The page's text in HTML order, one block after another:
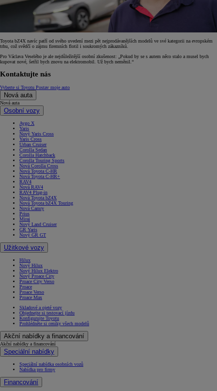
Toyota bZ4X navíc patří od svého uvedení mezi pět nejprodávanějších modelů ve své kategorii na evropském
trhu, což svědčí o zájmu firemních flotil i soukromých zákazníků.
Pro Václava Veselého je ale nejdůležitější osobní zkušenost: „Pokud by se s autem něco stalo a musel bych
kupovat nové, šetřil bych znovu na elektromobil. Už bych neměnil.“
Kontaktujte nás
Vyberte si Toyotu Postav moje auto
Nová auta
Nová auta
Osobní vozy
Aygo X
Yaris
Nový Yaris Cross
Yaris Cross
Urban Cruiser
Corolla Sedan
Corolla Hatchback
Corolla Touring Sports
Nová Corolla Cross
Nová Toyota C-HR
Nová Toyota C-HR+
RAV4
Nová RAV4
RAV4 Plug-in
Nová Toyota bZ4X
Nová Toyota bZ4X Touring
Nová Camry
Prius
Mirai
Nový Land Cruiser
GR Yaris
Nový GR GT
Užitkové vozy
Hilux
Nový Hilux
Nový Hilux Elektro
Nový Proace City
Proace City Verso
Proace
Proace Verso
Proace Max
Skladové a ojeté vozy
Objednejte si testovací jízdu
Konfigurujte Toyotu
Prohlédněte si ceníky všech modelů
Akční nabídky a financování
Akční nabídky a financování
Speciální nabídky
Speciální nabídka osobních vozů
Nabídka pro firmy
Financování